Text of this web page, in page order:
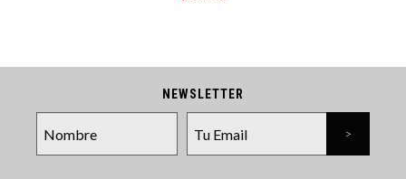
NEWSLETTER